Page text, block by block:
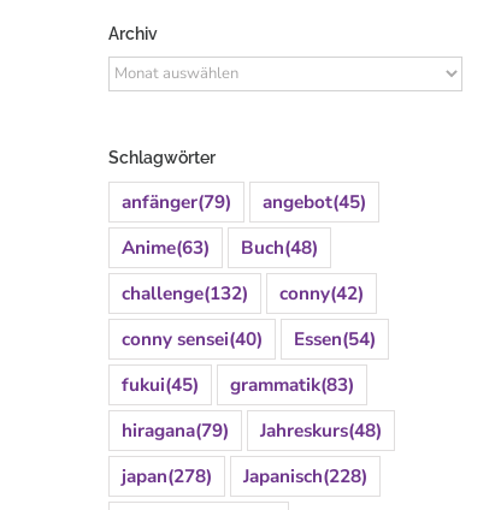
Archiv
Archiv
Schlagwörter
anfänger(79) angebot(45)
Anime(63) Buch(48)
challenge(132) conny(42)
conny sensei(40) Essen(54)
fukui(45) grammatik(83)
hiragana(79) Jahreskurs(48)
japan(278) Japanisch(228)